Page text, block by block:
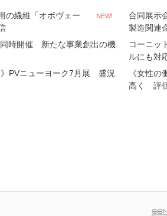
の繊維「オボヴェー
NEW!
合同展示
製造関連
時開催 新たな事業創出の機
コーニッ
ルにも対
》PVニューヨーク7月展 盛況
《女性
高く 評